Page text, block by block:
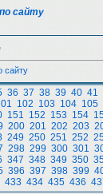
сайту
сайту
36 37 38 39 40 41
102 103 104 105
151 152 153 154
200 201 202 203
249 250 251 252
298 299 300 301
347 348 349 350
396 397 398 399
433 434 435 436